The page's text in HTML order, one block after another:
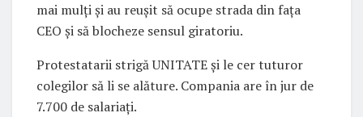
mai mulți și au reușit să ocupe strada din fața
CEO și să blocheze sensul giratoriu.
Protestatarii strigă UNITATE și le cer tuturor
colegilor să li se alăture. Compania are în jur de
7.700 de salariați.